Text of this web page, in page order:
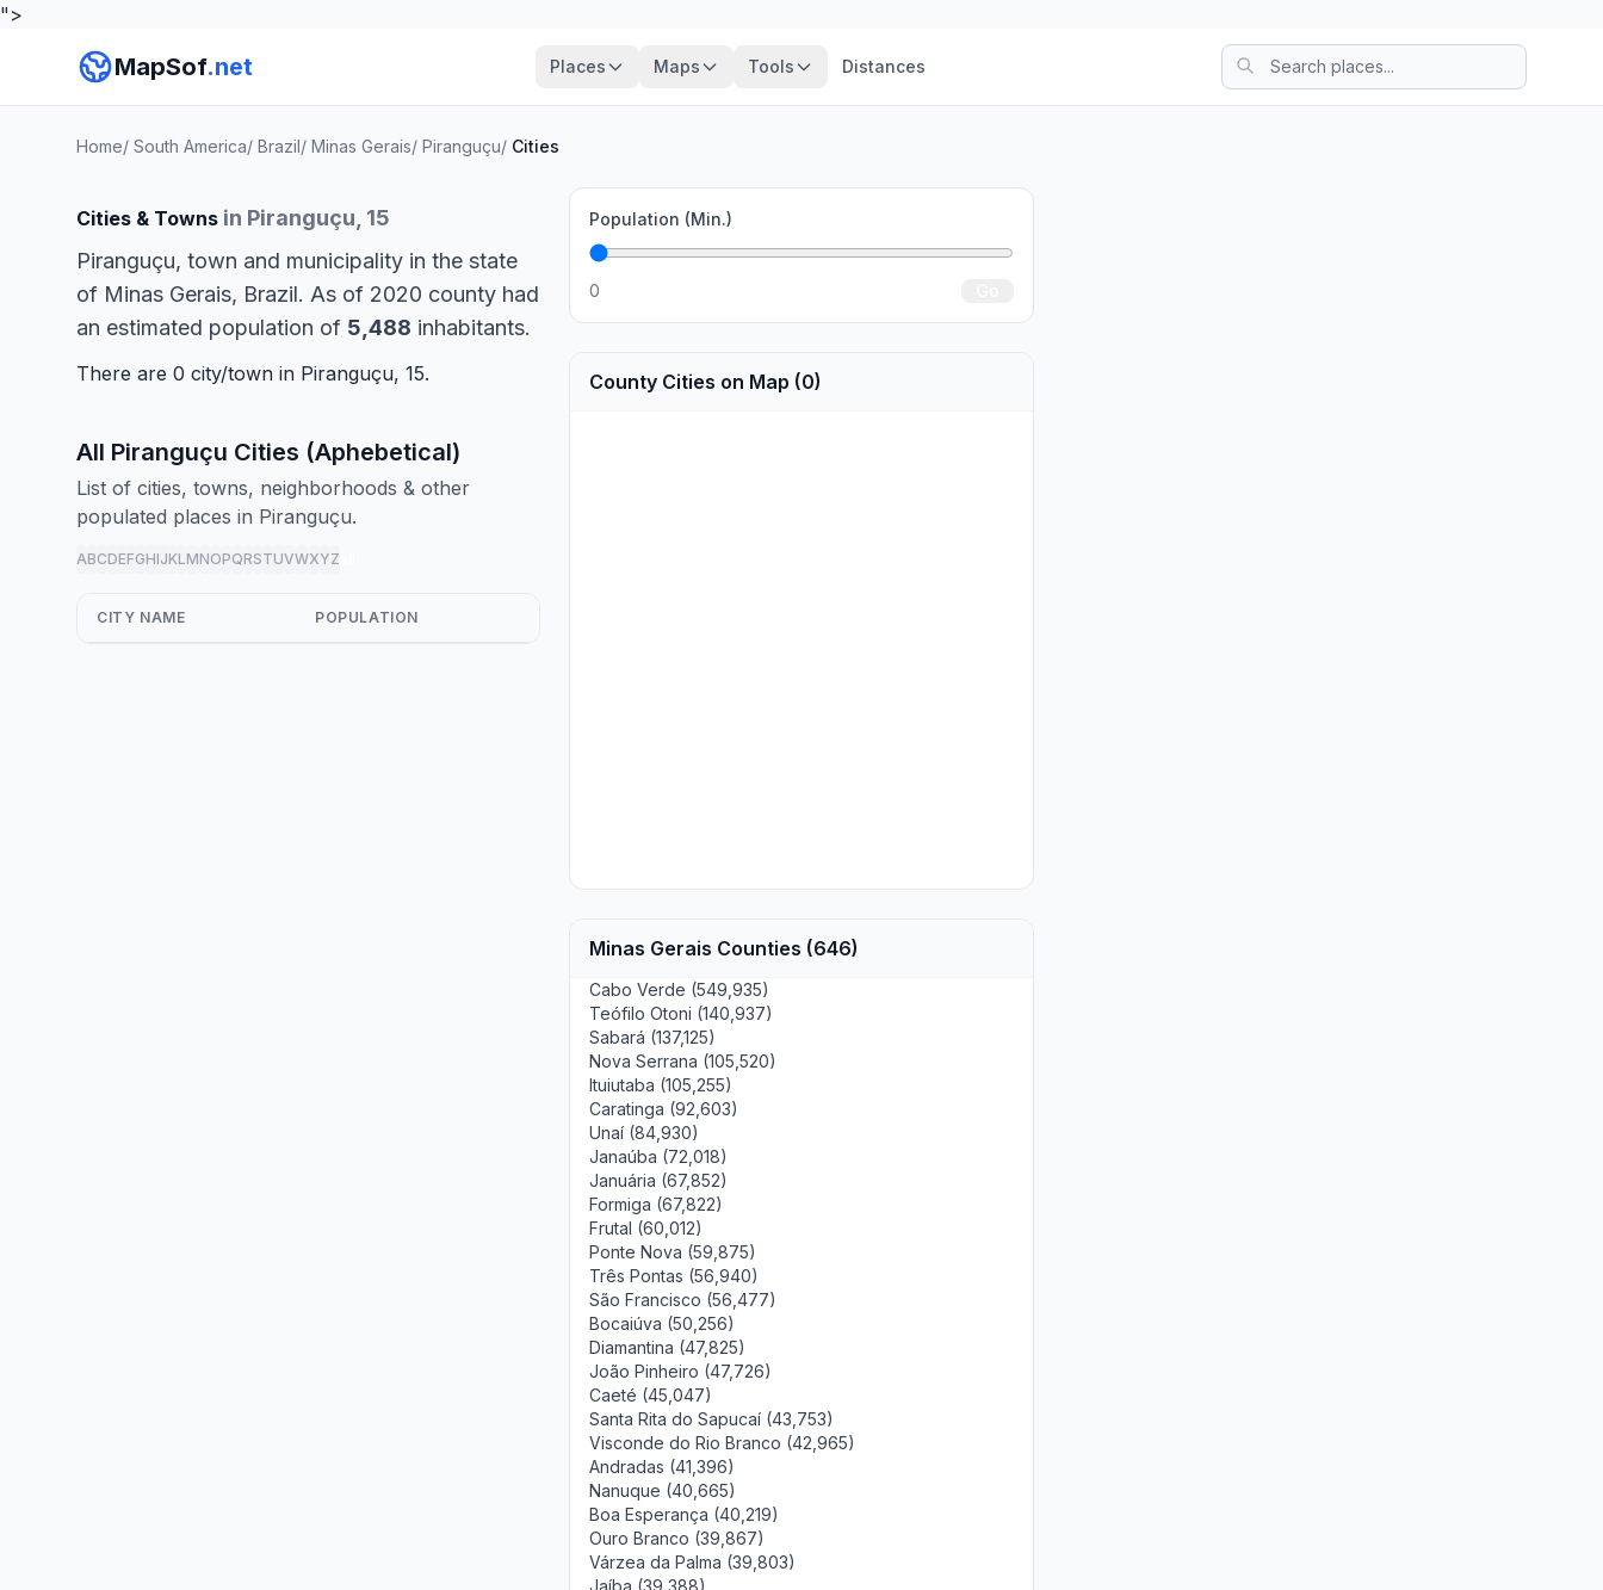
">
MapSof.net Places Maps Tools Distances
Home/ South America/ Brazil/ Minas Gerais/ Piranguçu/ Cities
Cities & Towns in Piranguçu, 15
Piranguçu, town and municipality in the state
of Minas Gerais, Brazil. As of 2020 county had
an estimated population of 5,488 inhabitants.
There are 0 city/town in Piranguçu, 15.
All Piranguçu Cities (Aphebetical)
List of cities, towns, neighborhoods & other
populated places in Piranguçu.
ABCDEFGHIJKLMNOPQRSTUVWXYZ
CITY NAME POPULATION
Population (Min.)
0
County Cities on Map (0)
Minas Gerais Counties (646)
Cabo Verde (549,935)
Teófilo Otoni (140,937)
Sabará (137,125)
Nova Serrana (105,520)
Ituiutaba (105,255)
Caratinga (92,603)
Unaí (84,930)
Janaúba (72,018)
Januária (67,852)
Formiga (67,822)
Frutal (60,012)
Ponte Nova (59,875)
Três Pontas (56,940)
São Francisco (56,477)
Bocaiúva (50,256)
Diamantina (47,825)
João Pinheiro (47,726)
Caeté (45,047)
Santa Rita do Sapucaí (43,753)
Visconde do Rio Branco (42,965)
Andradas (41,396)
Nanuque (40,665)
Boa Esperança (40,219)
Ouro Branco (39,867)
Várzea da Palma (39,803)
Jaíba (39,388)